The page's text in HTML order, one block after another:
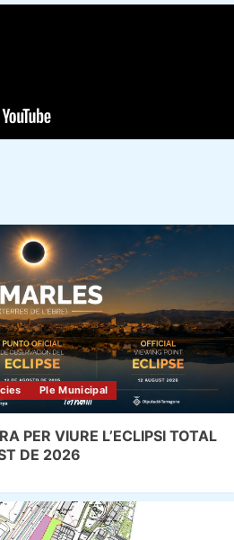
Ple Municipal
PER VIURE L’ECLIPSI TOTAL
DE 2026